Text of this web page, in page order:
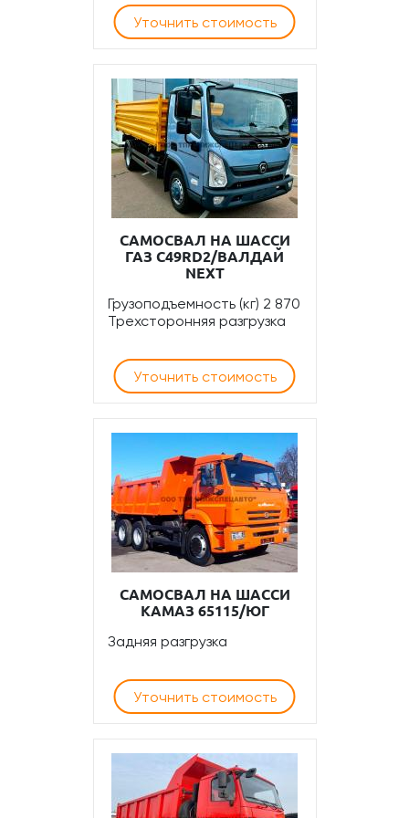
Уточнить стоимость
САМОСВАЛ НА ШАССИ
ГАЗ С49RD2/ВАЛДАЙ
NEXT
Грузоподъемность (кг) 2 870
Трехсторонняя разгрузка
Уточнить стоимость
САМОСВАЛ НА ШАССИ
КАМАЗ 65115/ЮГ
Задняя разгрузка
Уточнить стоимость